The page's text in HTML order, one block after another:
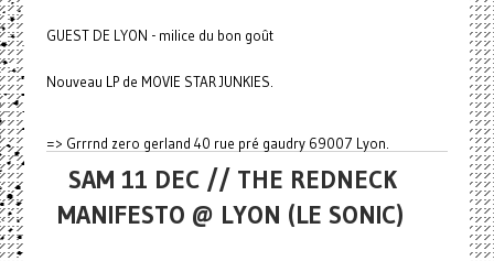
GUEST DE LYON - milice du bon goût
Nouveau LP de MOVIE STAR JUNKIES.
=> Grrrnd zero gerland 40 rue pré gaudry 69007 Lyon.
SAM 11 DEC // THE REDNECK
MANIFESTO @ LYON (LE SONIC)